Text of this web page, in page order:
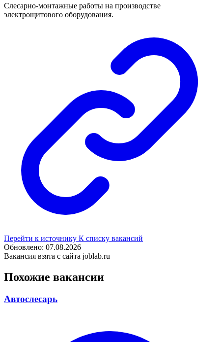
Слесарно-монтажные работы на производстве
электрощитового оборудования.
Перейти к источнику К списку вакансий
Обновлено: 07.08.2026
Вакансия взята с сайта joblab.ru
Похожие вакансии
Автослесарь